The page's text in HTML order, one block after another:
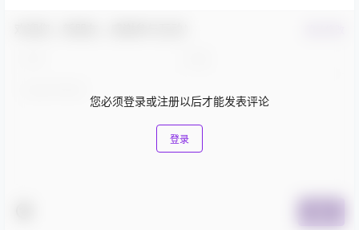
您必须登录或注册以后才能发表评论
登录